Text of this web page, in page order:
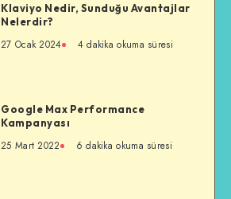
Klaviyo Nedir, Sunduğu Avantajlar
Nelerdir?
27 Ocak 2024 4 dakika okuma süresi
Google Max Performance
Kampanyası
25 Mart 2022 6 dakika okuma süresi